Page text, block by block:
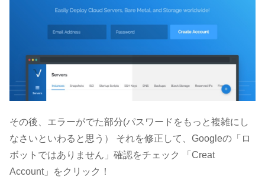
その後、エラーがでた部分(パスワードをもっと複雑にし
なさいといわると思う） それを修正して、Googleの「ロ
ボットではありません」確認をチェック 「Creat
Account」をクリック！